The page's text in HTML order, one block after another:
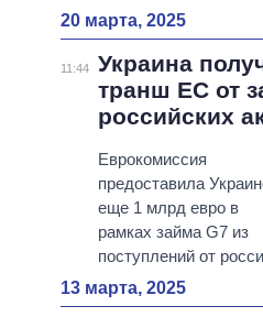
20 марта, 2025
11:44
Украина
транш ЕС от
российских
Еврокомиссия
предоставила
еще 1 млрд евро в
рамках займа G7 из
поступлений от
13 марта, 2025